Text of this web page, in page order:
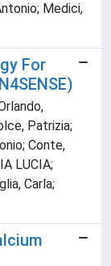
Medici,
For
Patrizia;
Conte,
LUCIA;
Carla;